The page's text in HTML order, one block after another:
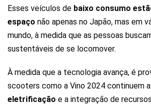
Esses veículos de baixo consumo
espaço não apenas no Japão, mas em
mundo, à medida que as pessoas
sustentáveis de se locomover.
À medida que a tecnologia avança, é
scooters como a Vino 2024 continuem a
eletrificação e a integração de